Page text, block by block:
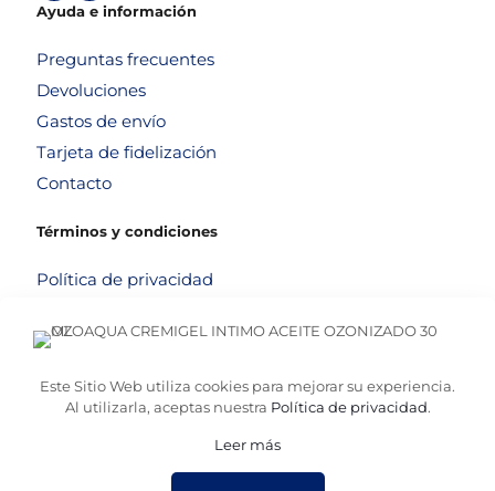
Ayuda e información
Preguntas frecuentes
Devoluciones
Gastos de envío
Tarjeta de fidelización
Contacto
Términos y condiciones
Política de privacidad
Aviso legal
Este Sitio Web utiliza cookies para mejorar su experiencia.
Al utilizarla, aceptas nuestra Política de privacidad.
Leer más